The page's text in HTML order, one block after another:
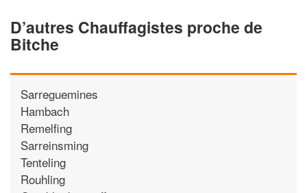
D’autres Chauffagistes proche de
Bitche
Sarreguemines
Hambach
Remelfing
Sarreinsming
Tenteling
Rouhling